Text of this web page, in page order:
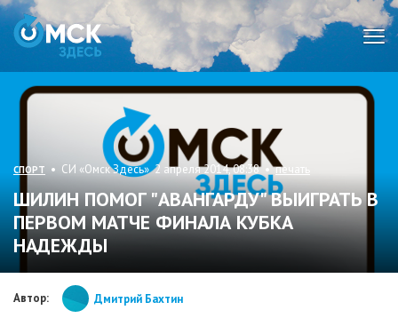
СПОРТ • СИ «Омск Здесь» 2 апреля 2014, 08:38 •печать
ШИЛИН ПОМОГ "АВАНГАРДУ" ВЫИГРАТЬ В
ПЕРВОМ МАТЧЕ ФИНАЛА КУБКА
НАДЕЖДЫ
Автор: Дмитрий Бахтин